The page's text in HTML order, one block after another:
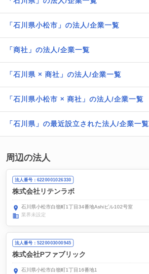
「石川県小松市」の法人/企業一覧
「商社」の法人/企業一覧
「石川県 × 商社」の法人/企業一覧
「石川県小松市 × 商社」の法人/企業一覧
「石川県」の最近設立された法人/企業一覧
周辺の法人
法人番号：6220001026330
株式会社リテンラボ
石川県小松市白嶺町1丁目34番地Ashiビル102号室
業界未設定
法人番号：5220003000945
株式会社Pファブリック
石川県小松市白嶺町1丁目16番地1